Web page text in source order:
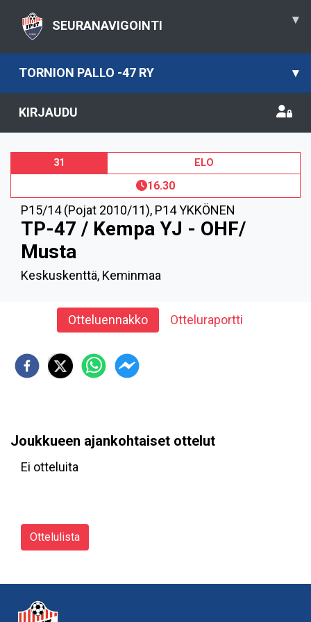
SEURANAVIGOINTI ▾
TORNION PALLO -47 RY ▾
KIRJAUDU
31 ELO
16.30
P15/14 (Pojat 2010/11), P14 YKKÖNEN
TP-47 / Kempa YJ - OHF/
Musta
Keskuskenttä, Keminmaa
Otteluennakko Otteluraportti
Joukkueen ajankohtaiset ottelut
Ei otteluita
Ottelulista